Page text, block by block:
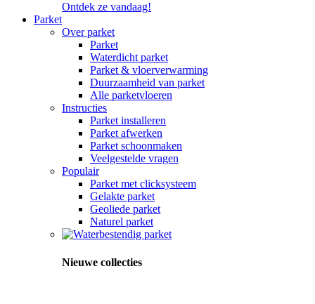
Ontdek ze vandaag!
Parket
Over parket
Parket
Waterdicht parket
Parket & vloerverwarming
Duurzaamheid van parket
Alle parketvloeren
Instructies
Parket installeren
Parket afwerken
Parket schoonmaken
Veelgestelde vragen
Populair
Parket met clicksysteem
Gelakte parket
Geoliede parket
Naturel parket
Nieuwe collecties